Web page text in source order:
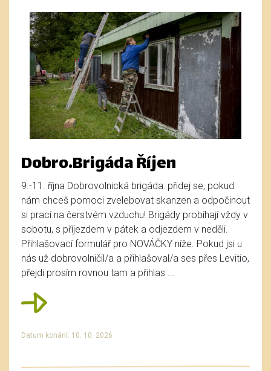
Dobro.Brigáda Říjen
9.-11. října Dobrovolnická brigáda: přidej se, pokud
nám chceš pomoci zvelebovat skanzen a odpočinout
si prací na čerstvém vzduchu! Brigády probíhají vždy v
sobotu, s příjezdem v pátek a odjezdem v neděli.
Přihlašovací formulář pro NOVÁČKY níže. Pokud jsi u
nás už dobrovolničil/a a přihlašoval/a ses přes Levitio,
přejdi prosím rovnou tam a přihlas ...
Datum konání: 10. 10. 2026